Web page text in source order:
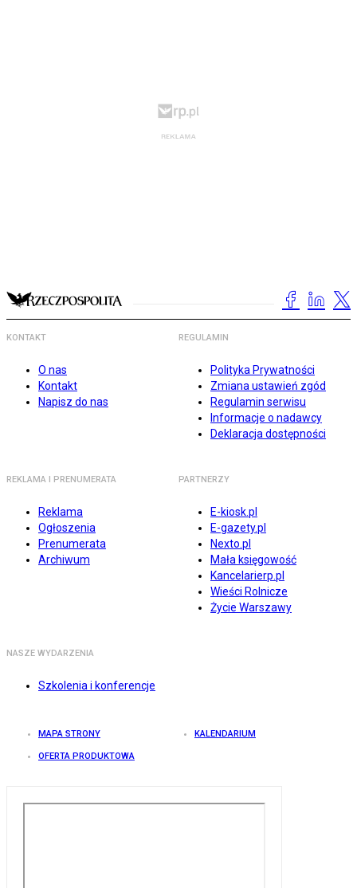
KONTAKT
O nas
Kontakt
Napisz do nas
REGULAMIN
Polityka Prywatności
Zmiana ustawień zgód
Regulamin serwisu
Informacje o nadawcy
Deklaracja dostępności
REKLAMA I PRENUMERATA
Reklama
Ogłoszenia
Prenumerata
Archiwum
PARTNERZY
E-kiosk.pl
E-gazety.pl
Nexto.pl
Mała księgowość
Kancelarierp.pl
Wieści Rolnicze
Życie Warszawy
NASZE WYDARZENIA
Szkolenia i konferencje
MAPA STRONY KALENDARIUM
OFERTA PRODUKTOWA